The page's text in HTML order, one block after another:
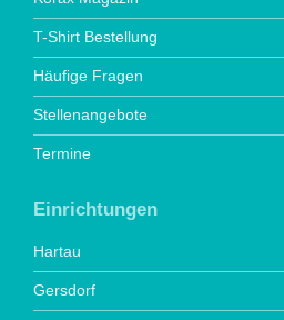
T-Shirt Bestellung
Häufige Fragen
Stellenangebote
Termine
Einrichtungen
Hartau
Gersdorf